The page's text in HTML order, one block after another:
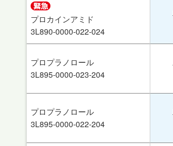
プロカインアミド
3L890-0000-022-024
プロプラノロール
3L895-0000-023-204
プロプラノロール
3L895-0000-022-204